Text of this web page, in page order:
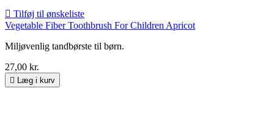
 Tilføj til ønskeliste
Vegetable Fiber Toothbrush For Children Apricot
Miljøvenlig tandbørste til børn.
27,00 kr.
 Læg i kurv